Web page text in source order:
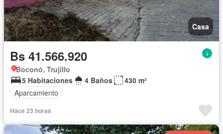
Casa
Bs 41.566.920
Boconó, Trujillo
5 Habitaciones
4 Baños
430 m²
Aparcamiento
Hace 23 horas